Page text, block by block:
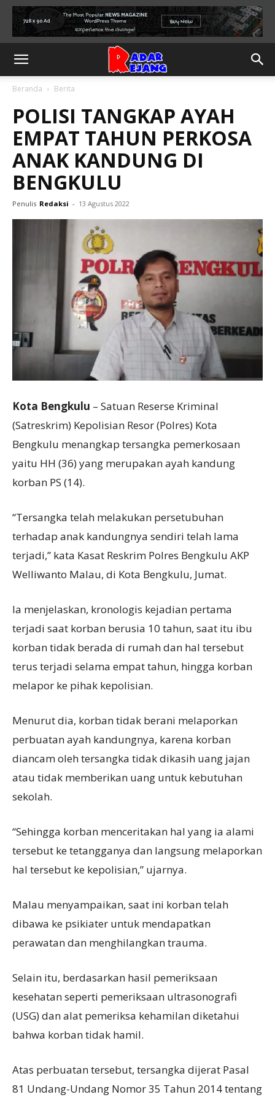
Beranda Berita
POLISI TANGKAP AYAH
EMPAT TAHUN PERKOSA
ANAK KANDUNG DI
BENGKULU
Penulis Redaksi - 13 Agustus 2022
Kota Bengkulu – Satuan Reserse Kriminal
(Satreskrim) Kepolisian Resor (Polres) Kota
Bengkulu menangkap tersangka pemerkosaan
yaitu HH (36) yang merupakan ayah kandung
korban PS (14).
“Tersangka telah melakukan persetubuhan
terhadap anak kandungnya sendiri telah lama
terjadi,” kata Kasat Reskrim Polres Bengkulu AKP
Welliwanto Malau, di Kota Bengkulu, Jumat.
Ia menjelaskan, kronologis kejadian pertama
terjadi saat korban berusia 10 tahun, saat itu ibu
korban tidak berada di rumah dan hal tersebut
terus terjadi selama empat tahun, hingga korban
melapor ke pihak kepolisian.
Menurut dia, korban tidak berani melaporkan
perbuatan ayah kandungnya, karena korban
diancam oleh tersangka tidak dikasih uang jajan
atau tidak memberikan uang untuk kebutuhan
sekolah.
“Sehingga korban menceritakan hal yang ia alami
tersebut ke tetangganya dan langsung melaporkan
hal tersebut ke kepolisian,” ujarnya.
Malau menyampaikan, saat ini korban telah
dibawa ke psikiater untuk mendapatkan
perawatan dan menghilangkan trauma.
Selain itu, berdasarkan hasil pemeriksaan
kesehatan seperti pemeriksaan ultrasonografi
(USG) dan alat pemeriksa kehamilan diketahui
bahwa korban tidak hamil.
Atas perbuatan tersebut, tersangka dijerat Pasal
81 Undang-Undang Nomor 35 Tahun 2014 tentang